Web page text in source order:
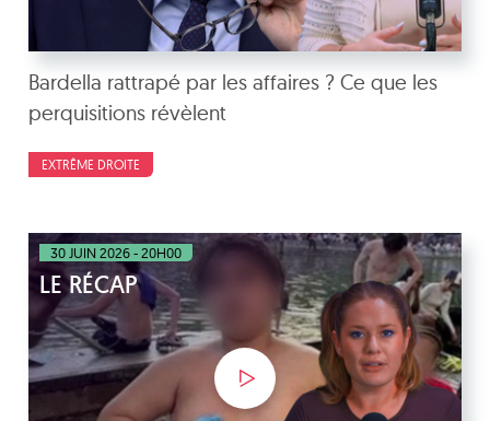
Bardella rattrapé par les affaires ? Ce que les
perquisitions révèlent
EXTRÊME DROITE
30 JUIN 2026 - 20H00
LE RÉCAP